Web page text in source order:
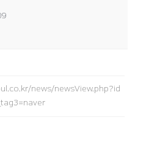
news/newsView.php?id